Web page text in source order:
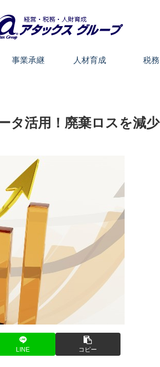
事業承継 人材育成 税務
タ活用！廃棄ロスを減少
LINE コピー